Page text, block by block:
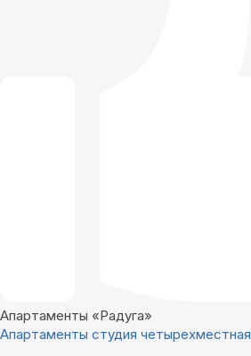
Апартаменты «Радуга»
Апартаменты студия четырехместная